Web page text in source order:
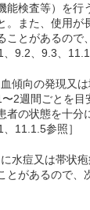
能検査等）を行
。また、使用が
ことがあるので
9.2、9.3、
傾向の発現又は
2週間ごとを
者の状態を十分
11.1.5参照］
水痘又は帯状
とがあるので、